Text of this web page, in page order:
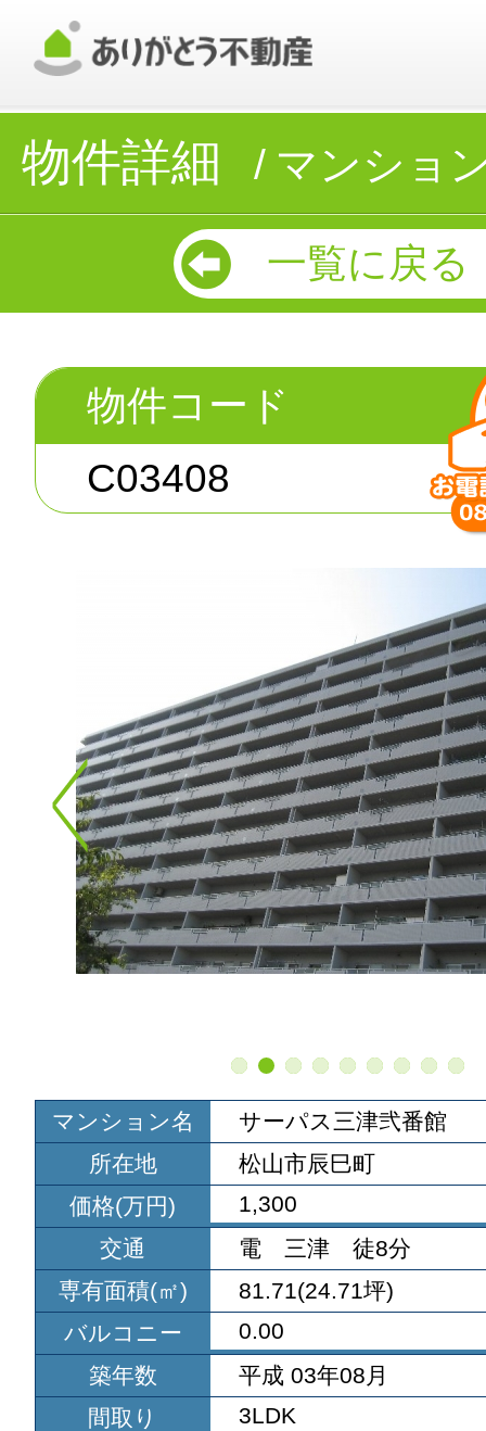
物件詳細 マンショ
一覧に戻る
物件コード
C03408
マンション名
サーパス三津弐番館
所在地
松山市辰巳町
価格(万円)
1,300
交通
電 三津 徒8分
専有面積(㎡)
81.71(24.71坪)
バルコニー
0.00
築年数
平成 03年08月
間取り
3LDK